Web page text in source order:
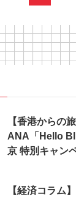
【香港からの
ANA「Hello
京 特別キャン
【経済コラム